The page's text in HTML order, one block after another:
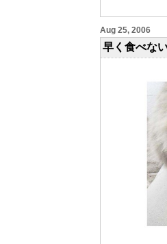
Aug 25, 2006
早く食べな